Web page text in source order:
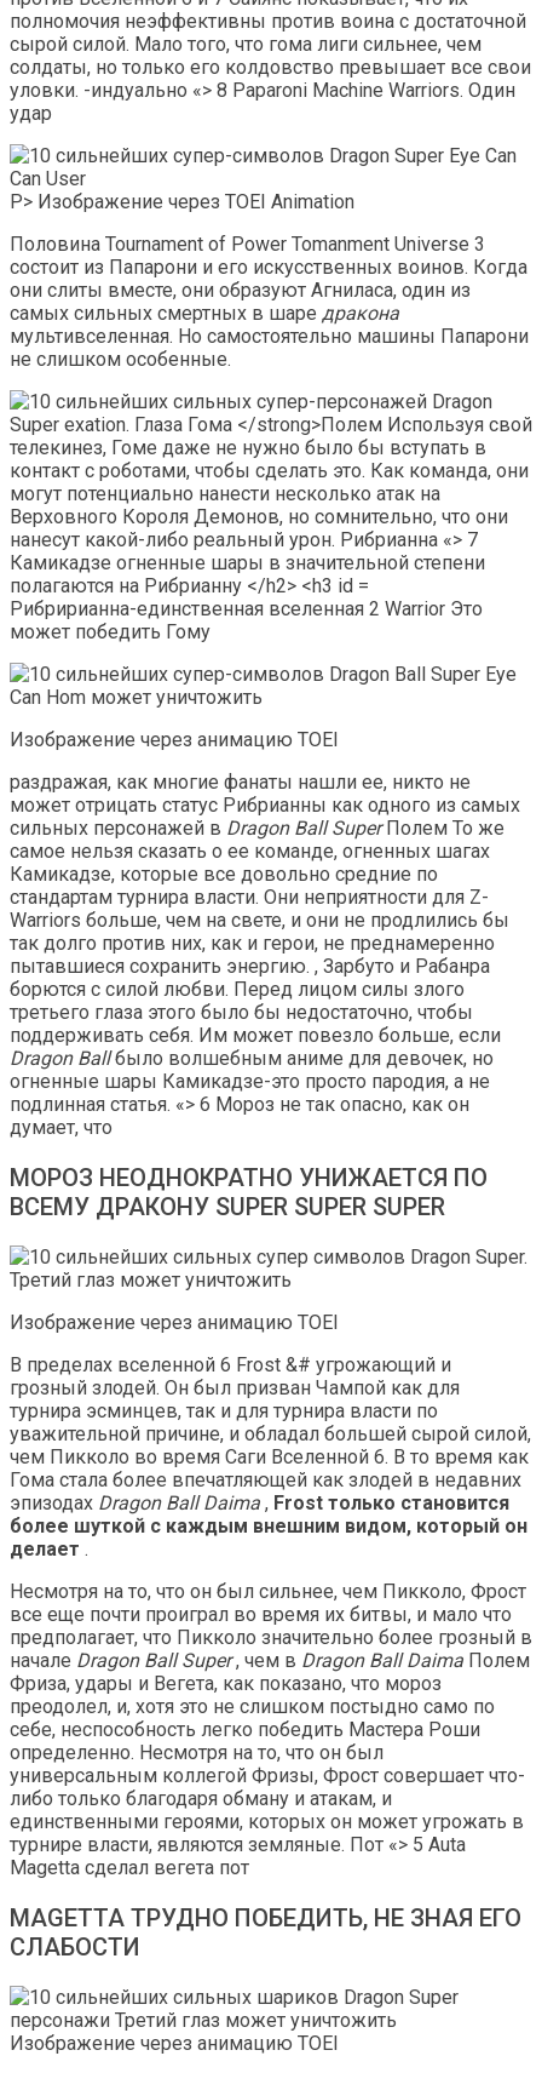
полномочия неэффективны против воина с достаточной
сырой силой. Мало того, что гома лиги сильнее, чем
солдаты, но только его колдовство превышает все свои
уловки. -индуально «> 8 Paparoni Machine Warriors. Один
удар
P> Изображение через TOEI Animation
Половина Tournament of Power Tomanment Universe 3
состоит из Папарони и его искусственных воинов. Когда
они слиты вместе, они образуют Агниласа, один из
самых сильных смертных в шаре дракона
мультивселенная. Но самостоятельно машины Папарони
не слишком особенные.
Рибририанна-единственная вселенная 2 Warrior Это
может победить Гому
Изображение через анимацию TOEI
раздражая, как многие фанаты нашли ее, никто не
может отрицать статус Рибрианны как одного из самых
сильных персонажей в Dragon Ball SuperПолем То же
самое нельзя сказать о ее команде, огненных шагах
Камикадзе, которые все довольно средние по
стандартам турнира власти. Они неприятности для Z-
Warriors больше, чем на свете, и они не продлились бы
так долго против них, как и герои, не преднамеренно
пытавшиеся сохранить энергию. , Зарбуто и Рабанра
борются с силой любви. Перед лицом силы злого
третьего глаза этого было бы недостаточно, чтобы
поддерживать себя. Им может повезло больше, если
Dragon Ballбыло волшебным аниме для девочек, но
огненные шары Камикадзе-это просто пародия, а не
подлинная статья. «> 6 Мороз не так опасно, как он
думает, что
МОРОЗ НЕОДНОКРАТНО УНИЖАЕТСЯ ПО
ВСЕМУ ДРАКОНУ SUPER SUPER SUPER
Изображение через анимацию TOEI
В пределах вселенной 6 Frost &# угрожающий и
грозный злодей. Он был призван Чампой как для
турнира эсминцев, так и для турнира власти по
уважительной причине, и обладал большей сырой силой,
чем Пикколо во время Саги Вселенной 6. В то время как
Гома стала более впечатляющей как злодей в недавних
эпизодах Dragon Ball Daima , Frost только становится
более шуткой с каждым внешним видом, который он
делает .
Несмотря на то, что он был сильнее, чем Пикколо, Фрост
все еще почти проиграл во время их битвы, и мало что
предполагает, что Пикколо значительно более грозный в
начале Dragon BallSuper, чем в Dragon Ball Daima Полем
Фриза, удары и Вегета, как показано, что мороз
преодолел, и, хотя это не слишком постыдно само по
себе, неспособность легко победить Мастера Роши
определенно. Несмотря на то, что он был
универсальным коллегой Фризы, Фрост совершает что-
либо только благодаря обману и атакам, и
единственными героями, которых он может угрожать в
турнире власти, являются земляные. Пот «> 5 Auta
Magetta сделал вегета пот
MAGETTA ТРУДНО ПОБЕДИТЬ, НЕ ЗНАЯ ЕГО
СЛАБОСТИ
Изображение через анимацию TOEI